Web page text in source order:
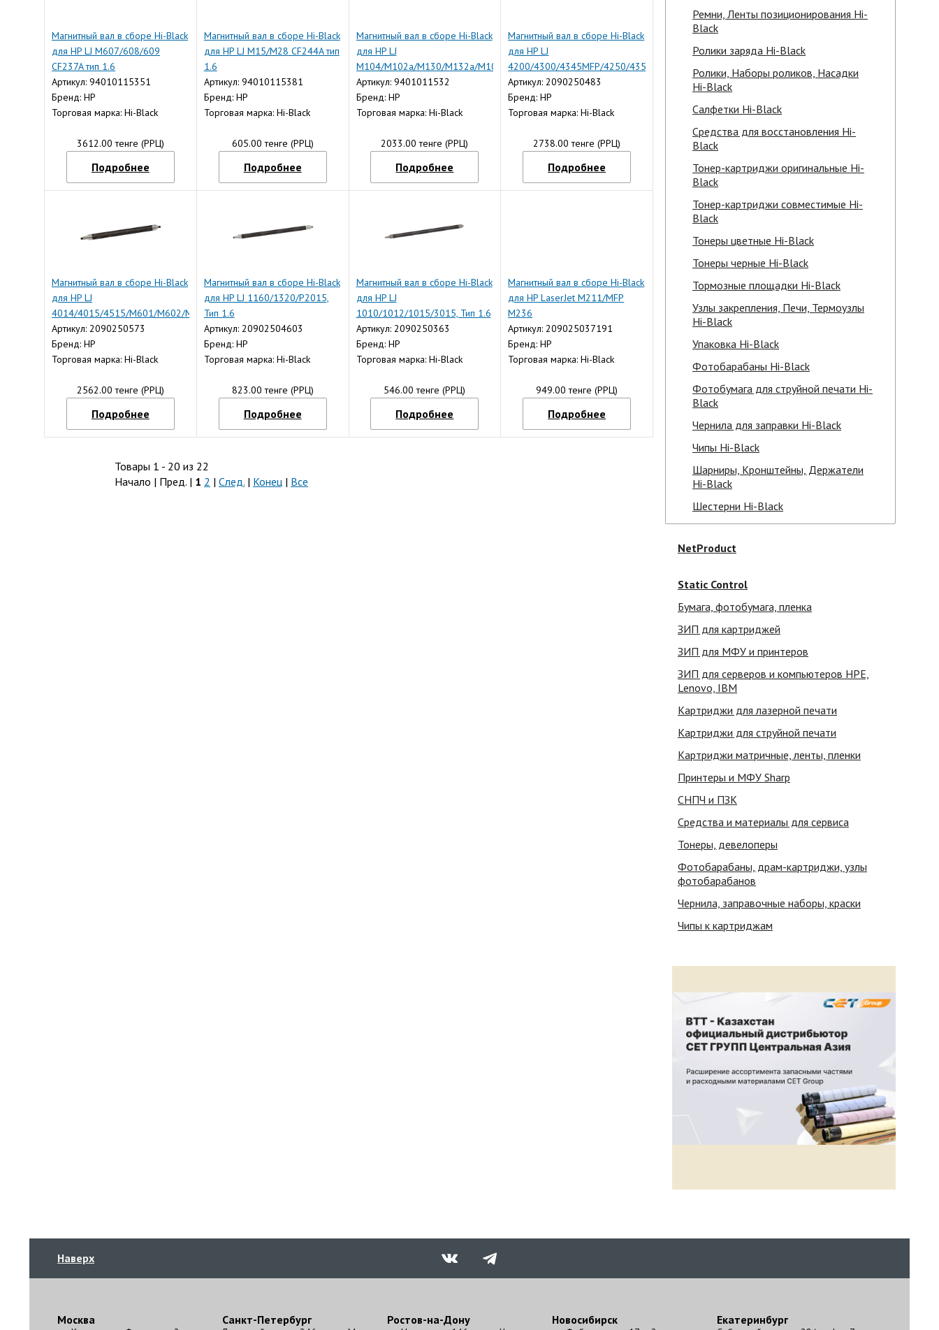
Магнитный вал в сборе Hi-Black
для HP LJ M607/608/609
CF237A тип 1.6
Артикул: 94010115351
Бренд: HP
Торговая марка: Hi-Black
3612.00 тенге (РРЦ)
Подробнее
Магнитный вал в сборе Hi-Black
для HP LJ M15/M28 CF244A тип
1.6
Артикул: 94010115381
Бренд: HP
Торговая марка: Hi-Black
605.00 тенге (РРЦ)
Подробнее
Магнитный вал в сборе Hi-Black
для HP LJ
M104/M102a/M130/M132a/M106,
CF218A, тип 1.6
Артикул: 9401011532
Бренд: HP
Торговая марка: Hi-Black
2033.00 тенге (РРЦ)
Подробнее
Магнитный вал в сборе Hi-Black
для HP LJ
4200/4300/4345MFP/4250/4350,
Тип 1.6
Артикул: 2090250483
Бренд: HP
Торговая марка: Hi-Black
2738.00 тенге (РРЦ)
Подробнее
Магнитный вал в сборе Hi-Black
для HP LJ
4014/4015/4515/M601/M602/M603/M4555,
Тип 1.6
Артикул: 2090250573
Бренд: HP
Торговая марка: Hi-Black
2562.00 тенге (РРЦ)
Подробнее
Магнитный вал в сборе Hi-Black
для HP LJ 1160/1320/P2015,
Тип 1.6
Артикул: 20902504603
Бренд: HP
Торговая марка: Hi-Black
823.00 тенге (РРЦ)
Подробнее
Магнитный вал в сборе Hi-Black
для HP LJ
1010/1012/1015/3015, Тип 1.6
Артикул: 2090250363
Бренд: HP
Торговая марка: Hi-Black
546.00 тенге (РРЦ)
Подробнее
Магнитный вал в сборе Hi-Black
для HP LaserJet M211/MFP
M236
Артикул: 209025037191
Бренд: HP
Торговая марка: Hi-Black
949.00 тенге (РРЦ)
Подробнее
Товары 1 - 20 из 22
Начало | Пред. | 1 2 | След. | Конец | Все
Ремни, Ленты позиционирования Hi-
Black
Ролики заряда Hi-Black
Ролики, Наборы роликов, Насадки
Hi-Black
Салфетки Hi-Black
Средства для восстановления Hi-
Black
Тонер-картриджи оригинальные Hi-
Black
Тонер-картриджи совместимые Hi-
Black
Тонеры цветные Hi-Black
Тонеры черные Hi-Black
Тормозные площадки Hi-Black
Узлы закрепления, Печи, Термоузлы
Hi-Black
Упаковка Hi-Black
Фотобарабаны Hi-Black
Фотобумага для струйной печати Hi-
Black
Чернила для заправки Hi-Black
Чипы Hi-Black
Шарниры, Кронштейны, Держатели
Hi-Black
Шестерни Hi-Black
NetProduct
Static Control
Бумага, фотобумага, пленка
ЗИП для картриджей
ЗИП для МФУ и принтеров
ЗИП для серверов и компьютеров HPE,
Lenovo, IBM
Картриджи для лазерной печати
Картриджи для струйной печати
Картриджи матричные, ленты, пленки
Принтеры и МФУ Sharp
СНПЧ и ПЗК
Средства и материалы для сервиса
Тонеры, девелоперы
Фотобарабаны, драм-картриджи, узлы
фотобарабанов
Чернила, заправочные наборы, краски
Чипы к картриджам
Наверх
Москва Санкт-Петербург Ростов-на-Дону Новосибирск Екатеринбург